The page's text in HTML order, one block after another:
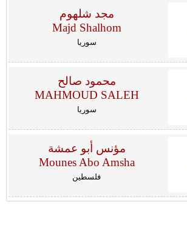
مجد شلهوم
Majd Shalhom
سوريا
محمود صالح
MAHMOUD SALEH
سوريا
مؤنس أبو عمشة
Mounes Abo Amsha
فلسطين